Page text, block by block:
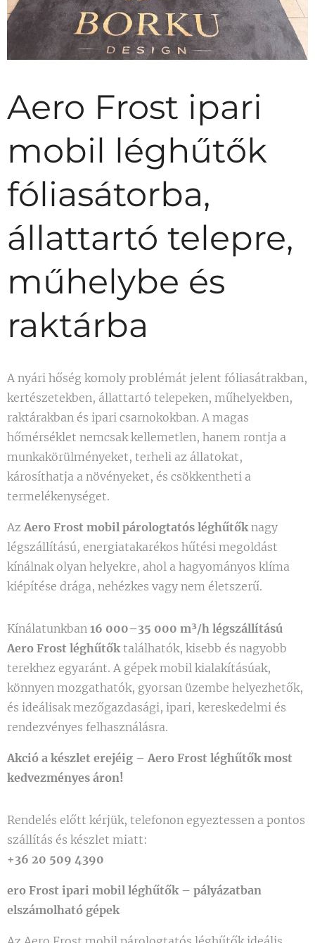
Aero Frost ipari
mobil léghűtők
fóliasátorba,
állattartó telepre,
műhelybe és
raktárba
A nyári hőség komoly problémát jelent fóliasátrakban,
kertészetekben, állattartó telepeken, műhelyekben,
raktárakban és ipari csarnokokban. A magas
hőmérséklet nemcsak kellemetlen, hanem rontja a
munkakörülményeket, terheli az állatokat,
károsíthatja a növényeket, és csökkentheti a
termelékenységet.
AzAero Frost mobil párologtatós léghűtőknagy
légszállítású, energiatakarékos hűtési megoldást
kínálnak olyan helyekre, ahol a hagyományos klíma
kiépítése drága, nehézkes vagy nem életszerű.
Kínálatunkban 16 000–35 000 m³/h légszállítású
Aero Frost léghűtőktalálhatók, kisebb és nagyobb
terekhez egyaránt. A gépek mobil kialakításúak,
könnyen mozgathatók, gyorsan üzembe helyezhetők,
és ideálisak mezőgazdasági, ipari, kereskedelmi és
rendezvényes felhasználásra.
Akció a készlet erejéig – Aero Frost léghűtők most
kedvezményes áron!
Rendelés előtt kérjük, telefonon egyeztessen a pontos
szállítás és készlet miatt:
+36 20 509 4390
ero Frost ipari mobil léghűtők – pályázatban
elszámolható gépek